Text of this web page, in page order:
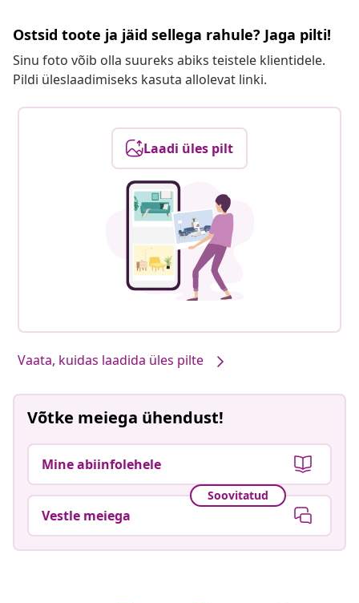
Ostsid toote ja jäid sellega rahule? Jaga pilti!
Sinu foto võib olla suureks abiks teistele klientidele.
Pildi üleslaadimiseks kasuta allolevat linki.
Laadi üles pilt
Vaata, kuidas laadida üles pilte
Võtke meiega ühendust!
Mine abiinfolehele
Soovitatud
Vestle meiega